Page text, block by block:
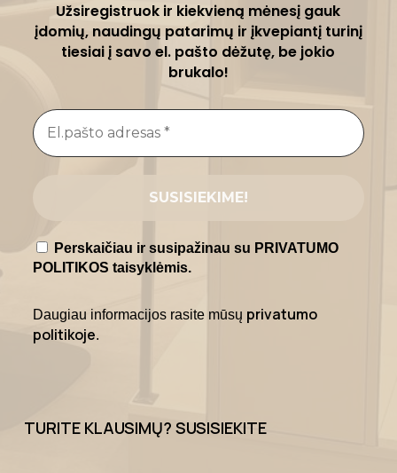
Užsiregistruok ir kiekvieną mėnesį gauk
įdomių, naudingų patarimų ir įkvepiantį turinį
tiesiai į savo el. pašto dėžutę, be jokio
brukalo!
Perskaičiau ir susipažinau su PRIVATUMO
POLITIKOS taisyklėmis.
Daugiau informacijos rasite mūsų privatumo
politikoje.
TURITE KLAUSIMŲ? SUSISIEKITE